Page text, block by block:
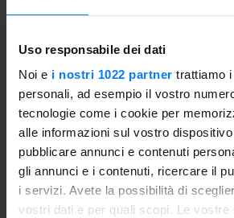
Uso responsabile dei dati
Noi e i nostri 1022 partner trattiamo
personali, ad esempio il vostro
tecnologie come i cookie per
alle informazioni sul vostro
pubblicare annunci e contenuti
gli annunci e i contenuti, ricercare il
i servizi. Avete la possibilità di
vostri dati e per quali scopi. Le vostre
Informazioni generali
Filtro acqua per Wave, in grado di
impurità. Per un'acqua pulita e
all'ultima goccia.
Il filtro per l'acqua fredda ha una
litri).